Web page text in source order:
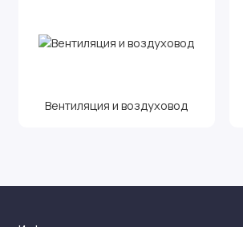
Вентиляция и воздуховод